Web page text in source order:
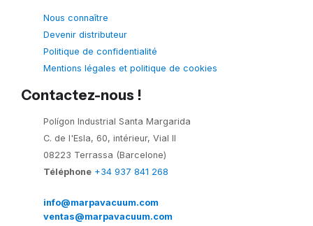
Nous connaître
Devenir distributeur
Politique de confidentialité
Mentions légales et politique de cookies
Contactez-nous !
Polígon Industrial Santa Margarida
C. de l'Esla, 60, intérieur, Vial II
08223 Terrassa (Barcelone)
Téléphone +34 937 841 268
info@marpavacuum.com
ventas@marpavacuum.com